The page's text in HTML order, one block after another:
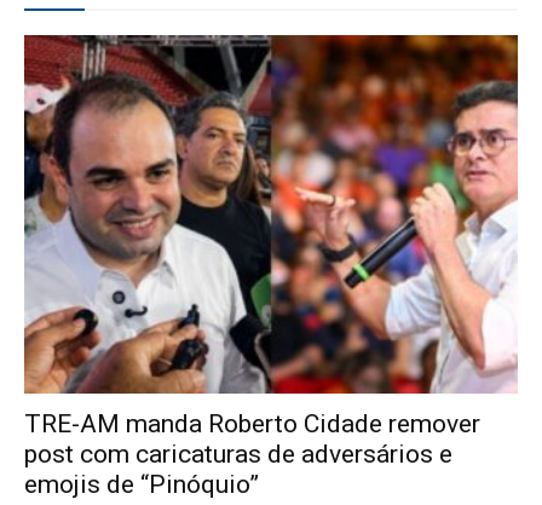
TRE-AM manda Roberto Cidade remover
post com caricaturas de adversários e
emojis de “Pinóquio”